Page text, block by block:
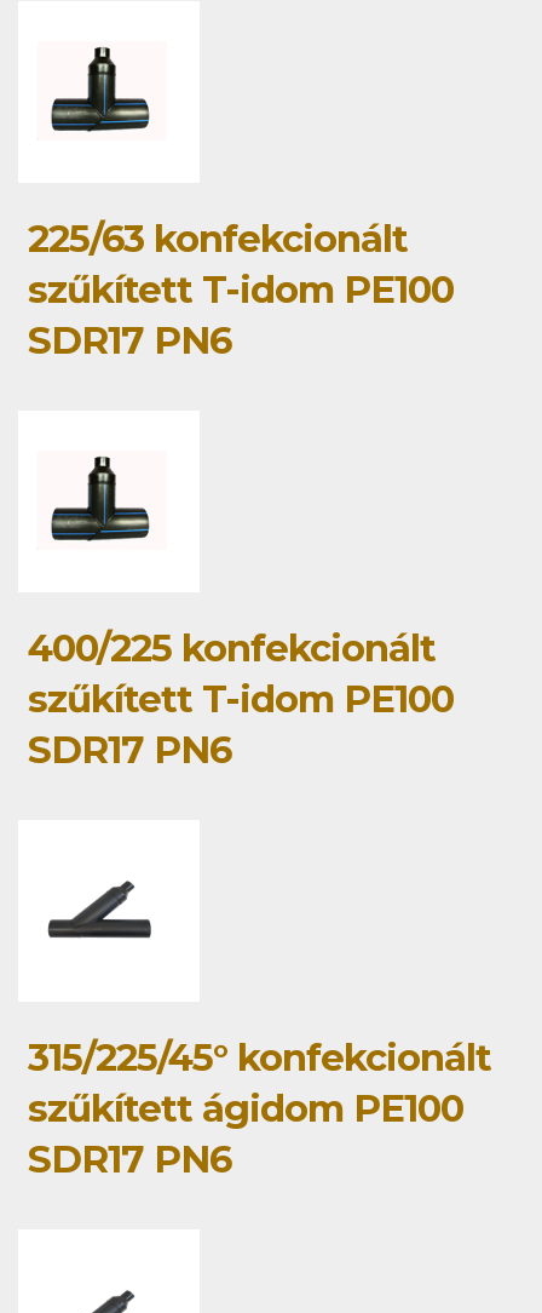
225/63 konfekcionált
szűkített T-idom PE100
SDR17 PN6
400/225 konfekcionált
szűkített T-idom PE100
SDR17 PN6
315/225/45° konfekcionált
szűkített ágidom PE100
SDR17 PN6